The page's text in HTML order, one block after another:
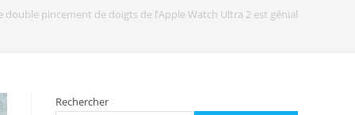
double pincement de doigts de l’Apple Watch Ultra 2 est génial
Rechercher